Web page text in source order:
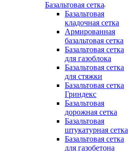
Базальтовая сетка
Базальтовая
кладочная сетка
Армированная
базальтовая сетка
Базальтовая сетка
для газоблока
Базальтовая сетка
для стяжки
Базальтовая сетка
Гриндекс
Базальтовая
дорожная сетка
Базальтовая
штукатурная сетка
Базальтовая сетка
для газобетона